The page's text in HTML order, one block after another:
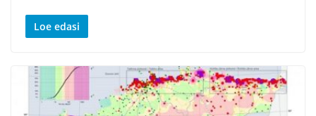
Loe edasi